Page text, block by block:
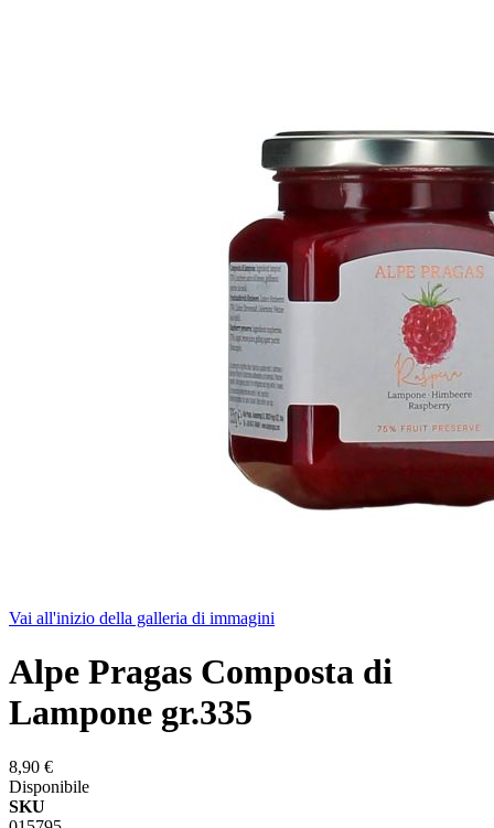
Vai all'inizio della galleria di immagini
Alpe Pragas Composta di
Lampone gr.335
8,90 €
Disponibile
SKU